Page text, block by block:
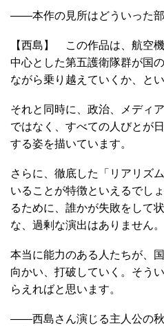
――本作の見所はどういった部
【西島】 この作品は、航空
中心とした第五護衛隊群が国
ながら乗り越えていくか、と
それと同時に、政治、メディ
ではなく、すべての人びとが
する姿を描いています。
さらに、徹底した「リアリズ
いることが特徴といえるでし
るために、誰かが失敗をして
な、過剰な演出はありません。
本当に能力のある人たちが、
向かい、打破していく。そう
らえればと思います。
――西島さん演じる主人公の